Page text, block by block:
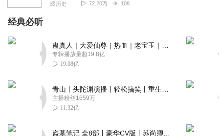
历史 72.20万 108
经典必听
专辑播放量超19.8亿
19.08亿
主播粉丝1659万
11.32亿